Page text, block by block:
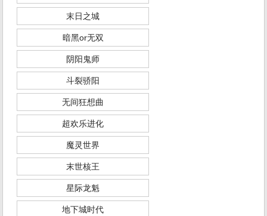
末日之城
暗黑or无双
阴阳鬼师
斗裂骄阳
无间狂想曲
超欢乐进化
魔灵世界
末世核王
星际龙魁
地下城时代